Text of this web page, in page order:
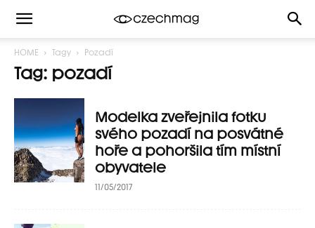
HOME Tagy Pozadí
Tag: pozadí
Modelka zveřejnila fotku
svého pozadí na posvátné
hoře a pohoršila tím místní
obyvatele
11/05/2017